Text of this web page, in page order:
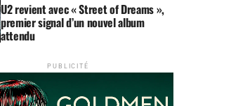
U2 revient avec « Street of Dreams »,
premier signal d’un nouvel album
attendu
PUBLICITÉ